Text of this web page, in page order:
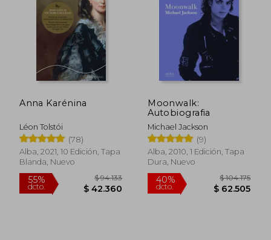
40%
dcto.
$ 275.006
$ 165.004
55%
dcto. $
Anna Karénina
Léon Tolstói
(78)
Alba, 2021, 10 Edición, Tapa
Blanda, Nuevo
Moonwalk:
Autobiografia
Michael Jackson
(9)
Alba, 2010, 1 Edición, Tapa
Dura, Nuevo